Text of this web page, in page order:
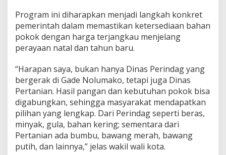
Program ini diharapkan menjadi langkah konkret
pemerintah dalam memastikan ketersediaan bahan
pokok dengan harga terjangkau menjelang
perayaan natal dan tahun baru.
“Harapan saya, bukan hanya Dinas Perindag yang
bergerak di Gade Nolumako, tetapi juga Dinas
Pertanian. Hasil pangan dan kebutuhan pokok bisa
digabungkan, sehingga masyarakat mendapatkan
pilihan yang lengkap. Dari Perindag seperti beras,
minyak, gula, bahan kering; sementara dari
Pertanian ada bumbu, bawang merah, bawang
putih, dan lainnya,” jelas wakil wali kota.